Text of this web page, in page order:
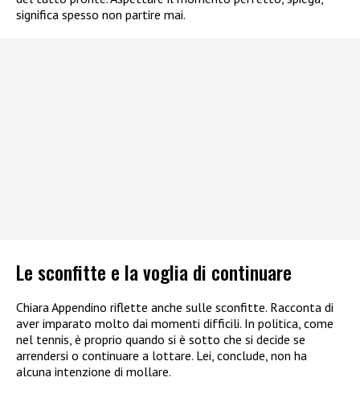
significa spesso non partire mai.
Le sconfitte e la voglia di continuare
Chiara Appendino riflette anche sulle sconfitte. Racconta di
aver imparato molto dai momenti difficili. In politica, come
nel tennis, è proprio quando si è sotto che si decide se
arrendersi o continuare a lottare. Lei, conclude, non ha
alcuna intenzione di mollare.